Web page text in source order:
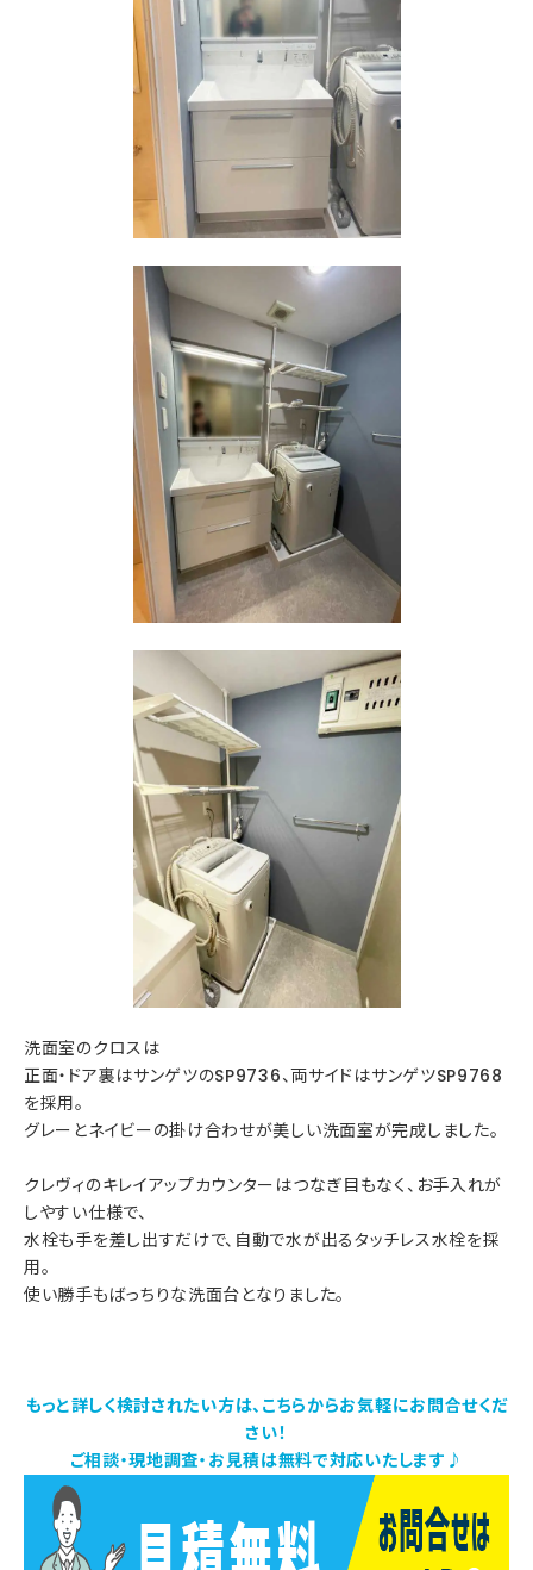
洗面室のクロスは
正面・ドア裏はサンゲツのSP9736、両サイドはサンゲツSP9768
を採用。
グレーとネイビーの掛け合わせが美しい洗面室が完成しました。
クレヴィのキレイアップカウンターはつなぎ目もなく、お手入れが
しやすい仕様で、
水栓も手を差し出すだけで、自動で水が出るタッチレス水栓を採
用。
使い勝手もばっちりな洗面台となりました。
もっと詳しく検討されたい方は、こちらからお気軽にお問合せくだ
さい！
ご相談・現地調査・お見積は無料で対応いたします♪